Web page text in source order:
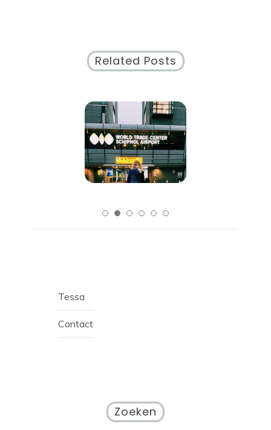
Related Posts
Tessa
Contact
Zoeken